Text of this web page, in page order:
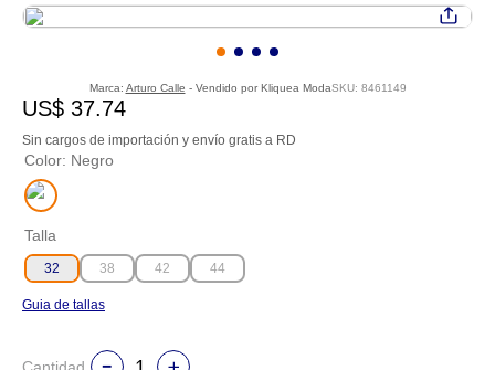
Marca: Arturo Calle - Vendido por Kliquea ModaSKU: 8461149
US$ 37.74
Sin cargos de importación y envío gratis a RD
Color: Negro
Talla
32 38 42 44
Guia de tallas
2. faldas